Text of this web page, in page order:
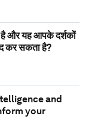
और यह आपके दर्शकों
कर सकता है?
and
your